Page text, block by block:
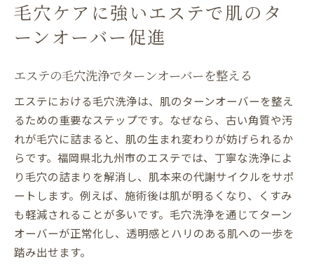
毛穴ケアに強いエステで肌のタ
ーンオーバー促進
エステの毛穴洗浄でターンオーバーを整える
エステにおける毛穴洗浄は、肌のターンオーバーを整え
るための重要なステップです。なぜなら、古い角質や汚
れが毛穴に詰まると、肌の生まれ変わりが妨げられるか
らです。福岡県北九州市のエステでは、丁寧な洗浄によ
り毛穴の詰まりを解消し、肌本来の代謝サイクルをサポ
ートします。例えば、施術後は肌が明るくなり、くすみ
も軽減されることが多いです。毛穴洗浄を通じてターン
オーバーが正常化し、透明感とハリのある肌への一歩を
踏み出せます。